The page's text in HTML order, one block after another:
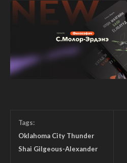
Tags:
Oklahoma City Thunder
Shai Gilgeous-Alexander